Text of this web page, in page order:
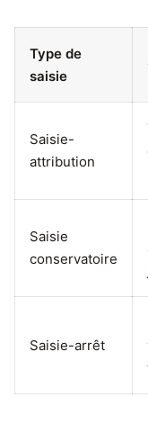
Type de
saisie
Saisie-
attribution
Saisie
conservatoire
Saisie-arrêt